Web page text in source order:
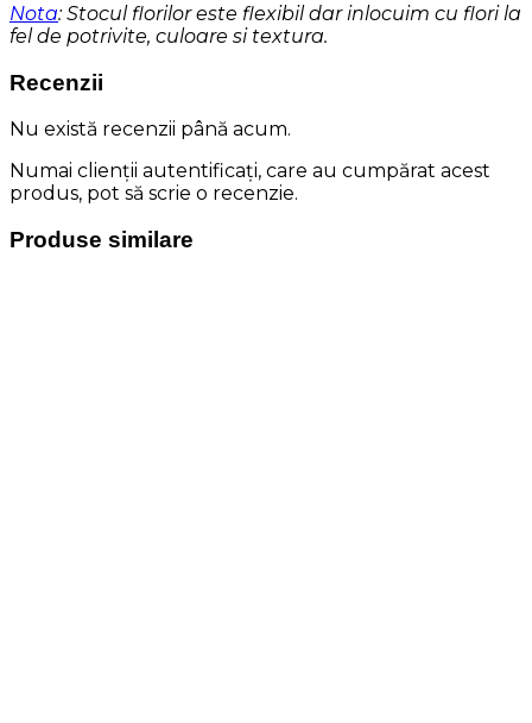
Nota: Stocul florilor este flexibil dar inlocuim cu flori la
fel de potrivite, culoare si textura.
Recenzii
Nu există recenzii până acum.
Numai clienții autentificați, care au cumpărat acest
produs, pot să scrie o recenzie.
Produse similare